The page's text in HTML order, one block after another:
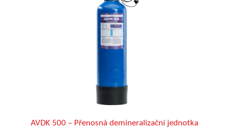
AVDK 500 – Přenosná demineralizační jednotka